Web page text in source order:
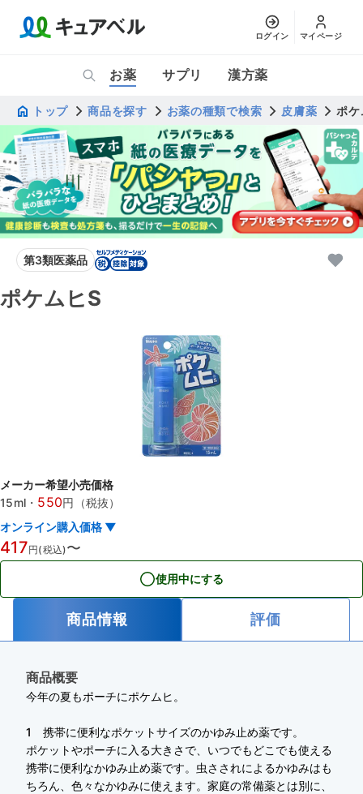
ログイン マイページ
お薬 サプリ 漢方薬
トップ 商品を探す お薬の種類で検索 皮膚薬 ポ
第3類医薬品
ポケムヒS
メーカー希望小売価格
15ml ・ 550円（税抜）
オンライン購入価格 ▼
417円(税込)〜
使用中にする
商品情報 評価
商品概要
今年の夏もポーチにポケムヒ。
1 携帯に便利なポケットサイズのかゆみ止め薬です。
ポケットやポーチに入る大きさで、いつでもどこでも使える
携帯に便利なかゆみ止め薬です。虫さされによるかゆみはも
ちろん、色々なかゆみに使えます。家庭の常備薬とは別に、